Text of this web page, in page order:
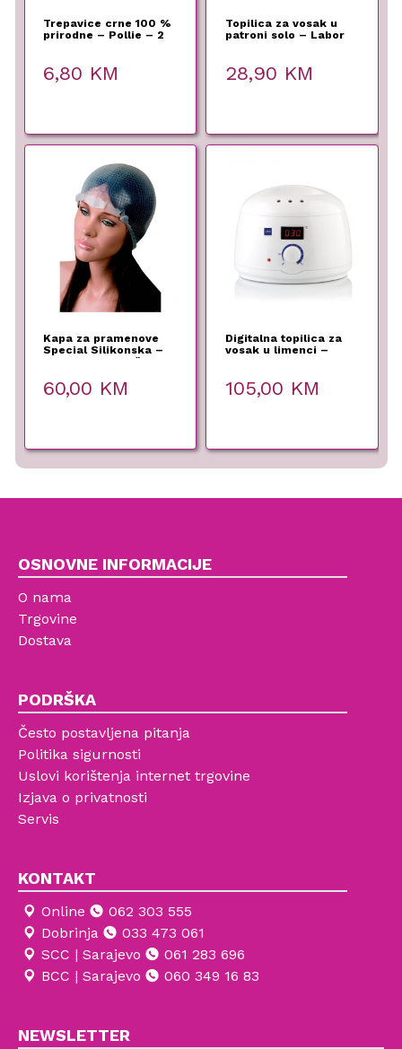
Trepavice crne 100 %
prirodne – Pollie – 2
6,80 KM
Topilica za vosak u
patroni solo – Labor
28,90 KM
Kapa za pramenove
Special Silikonska –
Eurostil – L Veličina
60,00 KM
Digitalna topilica za
vosak u limenci –
105,00 KM
OSNOVNE INFORMACIJE
O nama
Trgovine
Dostava
PODRŠKA
Često postavljena pitanja
Politika sigurnosti
Uslovi korištenja internet trgovine
Izjava o privatnosti
Servis
KONTAKT
Online
062 303 555
Dobrinja
033 473 061
SCC | Sarajevo
061 283 696
BCC | Sarajevo
060 349 16 83
NEWSLETTER